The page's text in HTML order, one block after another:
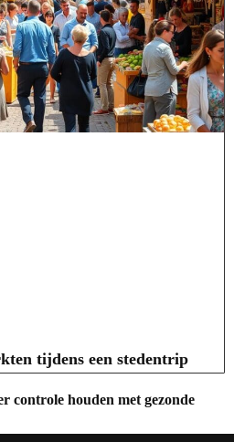
tijdens een stedentrip
controle houden met gezonde